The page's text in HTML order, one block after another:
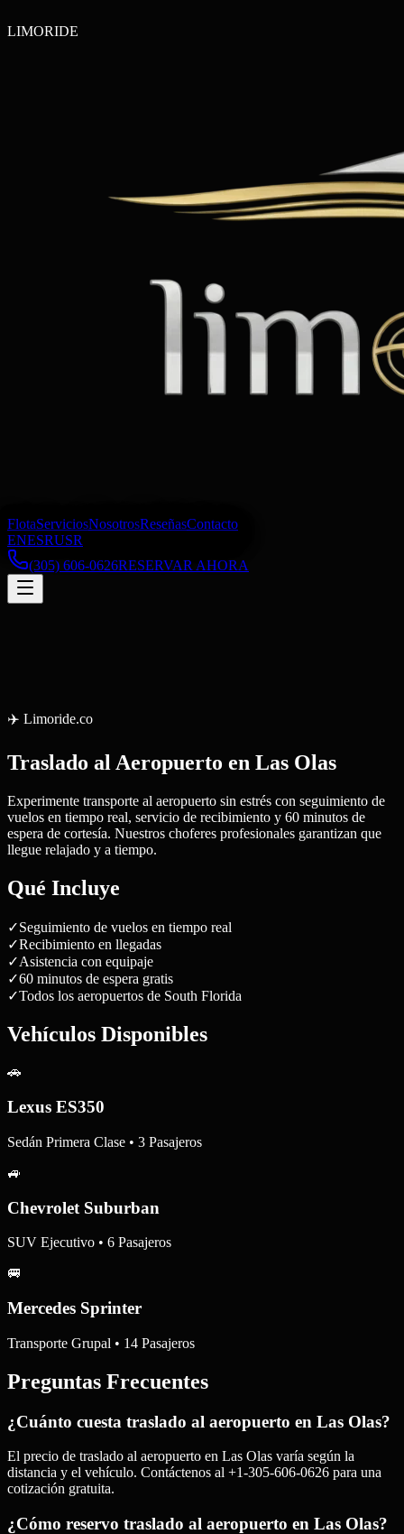
LIMORIDE
FlotaServiciosNosotrosReseñasContacto
ENESRUSR
(305) 606-0626RESERVAR AHORA
✈️ Limoride.co
Traslado al Aeropuerto en Las Olas
Experimente transporte al aeropuerto sin estrés con seguimiento de
vuelos en tiempo real, servicio de recibimiento y 60 minutos de
espera de cortesía. Nuestros choferes profesionales garantizan que
llegue relajado y a tiempo.
Qué Incluye
✓Seguimiento de vuelos en tiempo real
✓Recibimiento en llegadas
✓Asistencia con equipaje
✓60 minutos de espera gratis
✓Todos los aeropuertos de South Florida
Vehículos Disponibles
🚗
Lexus ES350
Sedán Primera Clase • 3 Pasajeros
🚙
Chevrolet Suburban
SUV Ejecutivo • 6 Pasajeros
🚐
Mercedes Sprinter
Transporte Grupal • 14 Pasajeros
Preguntas Frecuentes
¿Cuánto cuesta traslado al aeropuerto en Las Olas?
El precio de traslado al aeropuerto en Las Olas varía según la
distancia y el vehículo. Contáctenos al +1-305-606-0626 para una
cotización gratuita.
¿Cómo reservo traslado al aeropuerto en Las Olas?